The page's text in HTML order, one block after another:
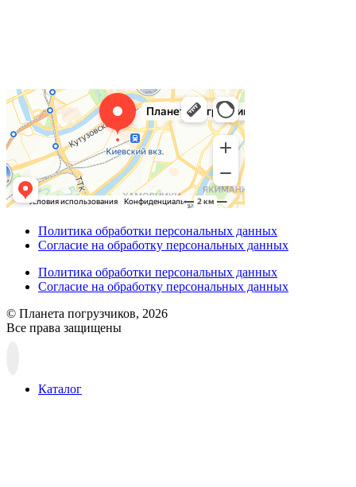
Политика обработки персональных данных
Согласие на обработку персональных данных
Политика обработки персональных данных
Согласие на обработку персональных данных
© Планета погрузчиков, 2026
Все права защищены
Каталог